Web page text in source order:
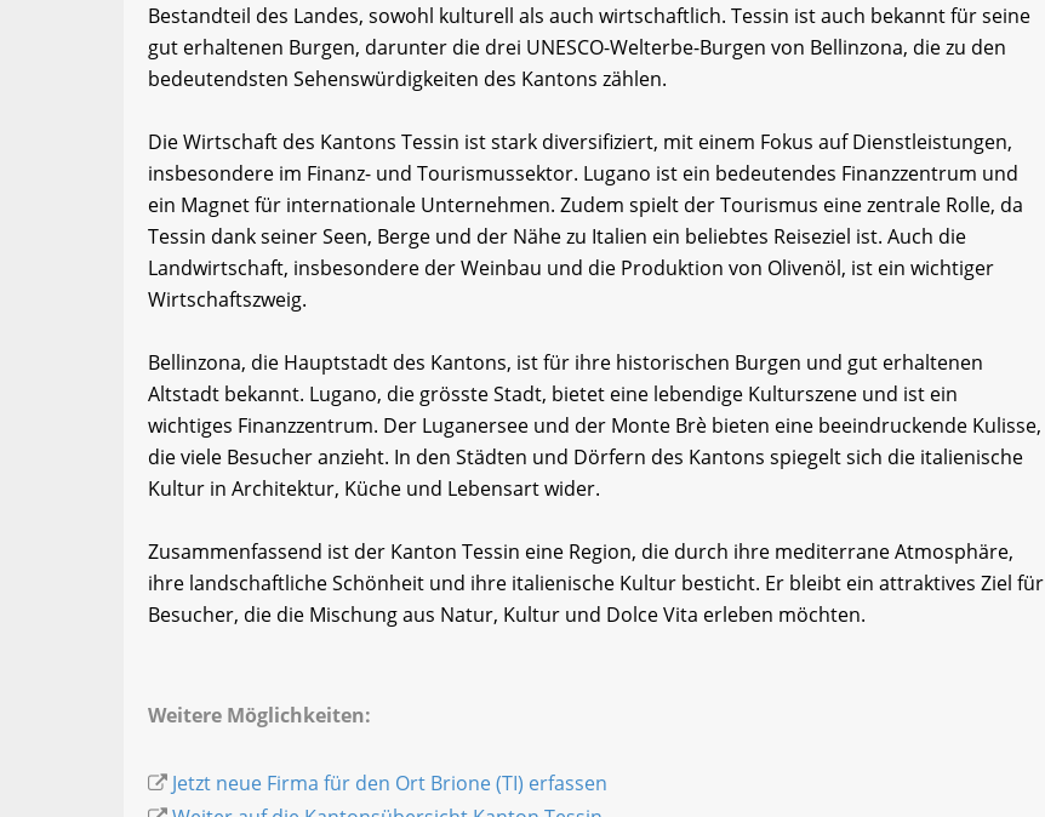
Bestandteil des Landes, sowohl kulturell als auch wirtschaftlich. Tessin ist auch bekannt für seine
gut erhaltenen Burgen, darunter die drei UNESCO-Welterbe-Burgen von Bellinzona, die zu den
bedeutendsten Sehenswürdigkeiten des Kantons zählen.
Die Wirtschaft des Kantons Tessin ist stark diversifiziert, mit einem Fokus auf Dienstleistungen,
insbesondere im Finanz- und Tourismussektor. Lugano ist ein bedeutendes Finanzzentrum und
ein Magnet für internationale Unternehmen. Zudem spielt der Tourismus eine zentrale Rolle, da
Tessin dank seiner Seen, Berge und der Nähe zu Italien ein beliebtes Reiseziel ist. Auch die
Landwirtschaft, insbesondere der Weinbau und die Produktion von Olivenöl, ist ein wichtiger
Wirtschaftszweig.
Bellinzona, die Hauptstadt des Kantons, ist für ihre historischen Burgen und gut erhaltenen
Altstadt bekannt. Lugano, die grösste Stadt, bietet eine lebendige Kulturszene und ist ein
wichtiges Finanzzentrum. Der Luganersee und der Monte Brè bieten eine beeindruckende Kulisse,
die viele Besucher anzieht. In den Städten und Dörfern des Kantons spiegelt sich die italienische
Kultur in Architektur, Küche und Lebensart wider.
Zusammenfassend ist der Kanton Tessin eine Region, die durch ihre mediterrane Atmosphäre,
ihre landschaftliche Schönheit und ihre italienische Kultur besticht. Er bleibt ein attraktives Ziel für
Besucher, die die Mischung aus Natur, Kultur und Dolce Vita erleben möchten.
Weitere Möglichkeiten:
Jetzt neue Firma für den Ort Brione (TI) erfassen